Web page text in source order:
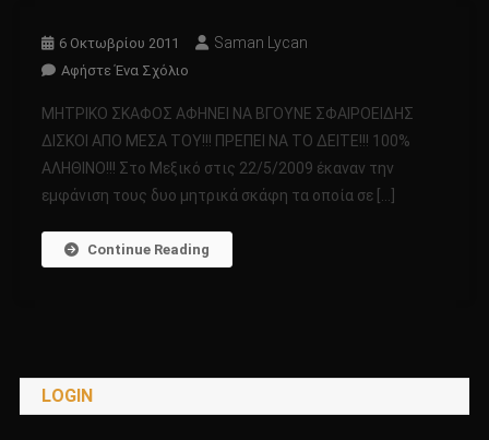
6 Οκτωβρίου 2011 Saman Lycan
Αφήστε Ένα ΣχόλιοΓια
ΜΗΤΡΙΚΟ
ΣΚΑΦΟΣ
ΑΦΗΝΕΙ
ΝΑ
ΣΦΑΙΡΟΕΙΔΗΣ
ΔΙΣΚΟΙ
ΜΗΤΡΙΚΟ ΣΚΑΦΟΣ ΑΦΗΝΕΙ ΝΑ ΒΓΟΥΝΕ ΣΦΑΙΡΟΕΙΔΗΣ
ΔΙΣΚΟΙ ΑΠΟ ΜΕΣΑ ΤΟΥ!!! ΠΡΕΠΕΙ ΝΑ ΤΟ ΔΕΙΤΕ!!! 100%
ΑΛΗΘΙΝΟ!!! Στο Μεξικό στις 22/5/2009 έκαναν την
εμφάνιση τους δυο μητρικά σκάφη τα οποία σε […]
Continue Reading
LOGIN